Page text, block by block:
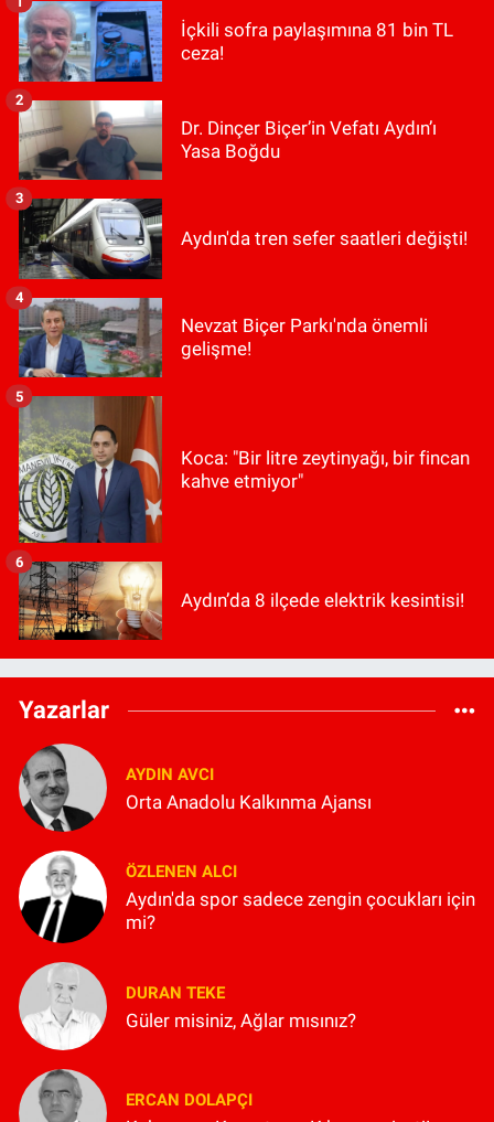
İçkili sofra paylaşımına 81 bin TL
ceza!
Dr. Dinçer Biçer’in Vefatı Aydın’ı
Yasa Boğdu
2
Aydın'da tren sefer saatleri değişti!
3
Nevzat Biçer Parkı'nda önemli
gelişme!
4
Koca: "Bir litre zeytinyağı, bir fincan
kahve etmiyor"
5
Aydın’da 8 ilçede elektrik kesintisi!
6
Yazarlar
AYDIN AVCI
Orta Anadolu Kalkınma Ajansı
ÖZLENEN ALCI
Aydın'da spor sadece zengin çocukları için
mi?
DURAN TEKE
Güler misiniz, Ağlar mısınız?
ERCAN DOLAPÇI